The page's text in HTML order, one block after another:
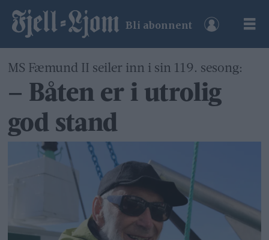
Bli abonnent
MS Fæmund II seiler inn i sin 119. sesong:
– Båten er i utrolig
god stand